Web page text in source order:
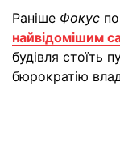
Раніше Фокус
найвідомішим
будівля стоїть
бюрократію